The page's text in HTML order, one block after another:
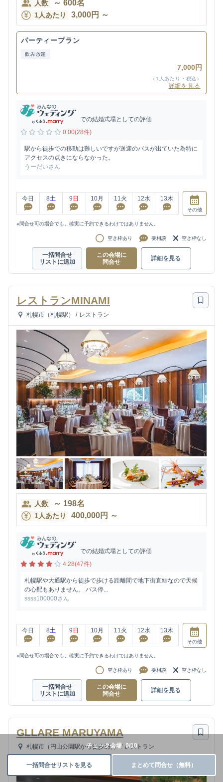
人数 ～ 600名
1人あたり 3,000円 ～
パーティープラン
飲み放題
7,000円
（1人あたり・税込）
詳細を見る
での結婚式場としての評価
0.00(28件)
駅から徒歩での移動は難しいですが送迎のバスが出ていた為特に
アクセスの点きにならなかった。
うーだいさん
今日 8土 9 日 10月 11火 12水 13木
その他
※問合せ可の場合でも、確実に予約できるわけではありません。
空き枠あり 要相談 空き枠なし
一括問合せ
リストに追加
この会場に
問合せ
詳細を見る
レストランMINAMI
札幌市（札幌駅） / レストラン
人数 ～ 198名
1人あたり 400,000円 ～
での結婚式場としての評価
4.28(47件)
札幌駅や大通駅から徒歩で歩ける距離間で地下街直結なので天候
の心配もありません。 バス停...
ssss100000さん
今日 8土 9 日 10月 11火 12水 13木
その他
※問合せ可の場合でも、確実に予約できるわけではありません。
空き枠あり 要相談 空き枠なし
一括問合せ
リストに追加
この会場に
問合せ
詳細を見る
GLLARE MARUYAMA
札幌市（円山公園駅から徒歩1分） / レストラン
チェック会場 0/10
一括問合せリストを見る まとめて問合せ（無料）